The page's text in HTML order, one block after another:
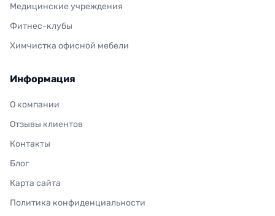
Медицинские учреждения
Фитнес-клубы
Химчистка офисной мебели
Информация
О компании
Отзывы клиентов
Контакты
Блог
Карта сайта
Политика конфиденциальности